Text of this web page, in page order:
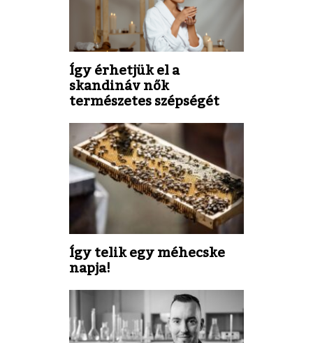
Így érhetjük el a
skandináv nők
természetes szépségét
Így telik egy méhecske
napja!